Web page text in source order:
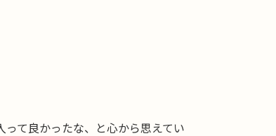
て良かったな、と心から思えてい